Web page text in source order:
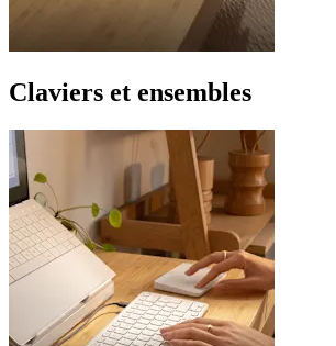
Claviers et ensembles